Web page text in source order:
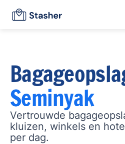
Seminyak
Vertrouwde
kluizen, winkels en
per dag.